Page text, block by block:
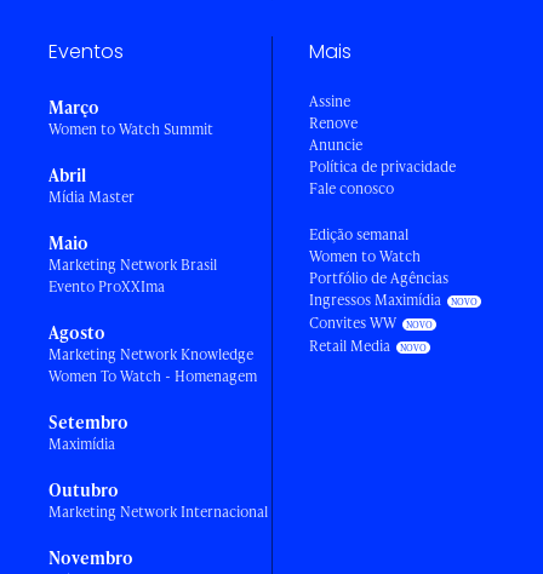
Eventos
Março
Women to Watch Summit
Abril
Mídia Master
Maio
Marketing Network Brasil
Evento ProXXIma
Agosto
Marketing Network Knowledge
Women To Watch - Homenagem
Setembro
Maximídia
Outubro
Marketing Network Internacional
Novembro
Mais
Assine
Renove
Anuncie
Política de privacidade
Fale conosco
Edição semanal
Women to Watch
Portfólio de Agências
Ingressos Maximídia
Convites WW
Retail Media